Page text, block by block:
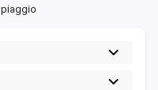
piaggio